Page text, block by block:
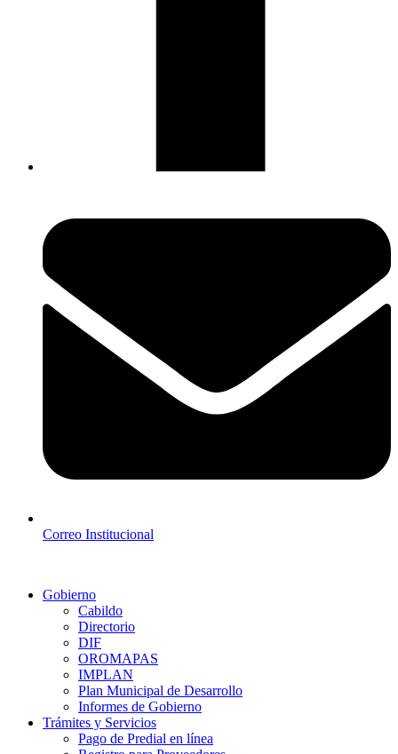
Correo Institucional
Gobierno
Cabildo
Directorio
DIF
OROMAPAS
IMPLAN
Plan Municipal de Desarrollo
Informes de Gobierno
Trámites y Servicios
Pago de Predial en línea